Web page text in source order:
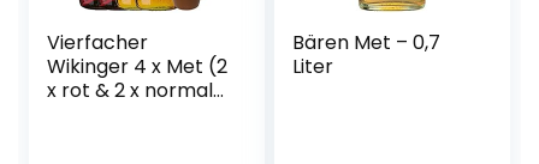
Vierfacher
Wikinger 4 x Met (2
x rot & 2 x normal)
Bären Met – 0,7
Liter